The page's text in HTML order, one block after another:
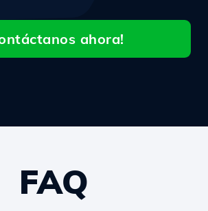
ahora!
FAQ